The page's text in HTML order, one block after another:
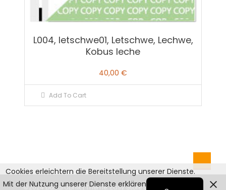
L004, letschwe01, Letschwe, Lechwe,
Kobus leche
40,00 €
Add To Cart
©2024 pd-graphik|Theme: Easy Store by Mystery Themes
English
Cookies erleichtern die Bereitstellung unserer Dienste.
Mit der Nutzung unserer Dienste erklären Sie sich damit